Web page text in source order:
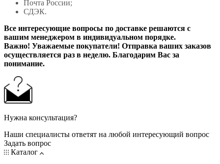
Почта России;
СДЭК.
Все интересующие вопросы по доставке решаются с
вашим менеджером в индивидуальном порядке.
Важно! Уважаемые покупатели! Отправка ваших заказов
осуществляется раз в неделю. Благодарим Вас за
понимание.
Нужна консультация?
Наши специалисты ответят на любой интересующий вопрос
Задать вопрос
Каталог